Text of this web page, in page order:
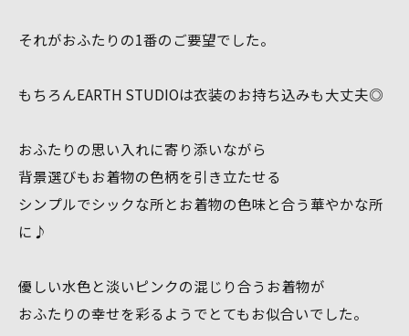
それがおふたりの1番のご要望でした。
もちろんEARTH STUDIOは衣装のお持ち込みも大丈夫◎
おふたりの思い入れに寄り添いながら
背景選びもお着物の色柄を引き立たせる
シンプルでシックな所とお着物の色味と合う華やかな所
に♪
優しい水色と淡いピンクの混じり合うお着物が
おふたりの幸せを彩るようでとてもお似合いでした。